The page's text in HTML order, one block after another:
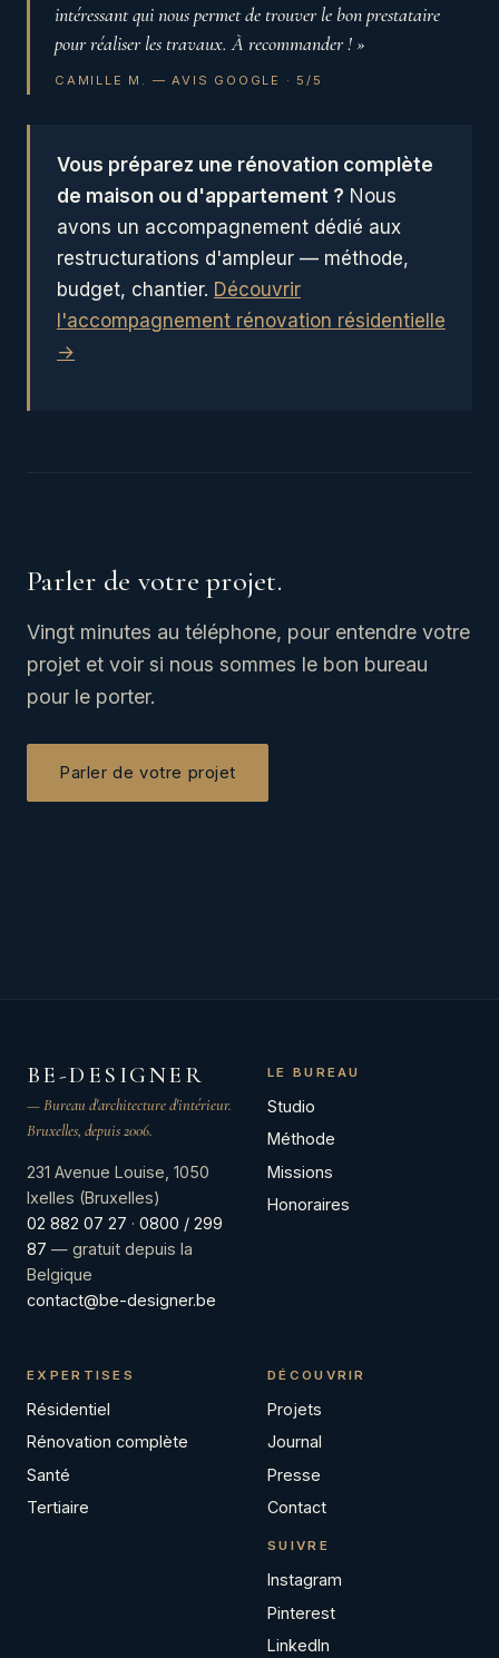
intéressant qui nous permet de trouver le bon prestataire
pour réaliser les travaux. À recommander ! »
CAMILLE M. — AVIS GOOGLE · 5/5
Vous préparez une rénovation complète
de maison ou d'appartement ? Nous
avons un accompagnement dédié aux
restructurations d'ampleur — méthode,
budget, chantier. Découvrir
l'accompagnement rénovation résidentielle
→
Parler de votre projet.
Vingt minutes au téléphone, pour entendre votre
projet et voir si nous sommes le bon bureau
pour le porter.
Parler de votre projet
BE-DESIGNER
— Bureau d'architecture d'intérieur.
Bruxelles, depuis 2006.
231 Avenue Louise, 1050
Ixelles (Bruxelles)
02 882 07 27 · 0800 / 299
87 — gratuit depuis la
Belgique
contact@be-designer.be
LE BUREAU
Studio
Méthode
Missions
Honoraires
EXPERTISES
Résidentiel
Rénovation complète
Santé
Tertiaire
DÉCOUVRIR
Projets
Journal
Presse
Contact
SUIVRE
Instagram
Pinterest
LinkedIn